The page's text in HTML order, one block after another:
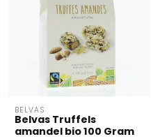
BELVAS
Belvas Truffels
amandel bio 100 Gram